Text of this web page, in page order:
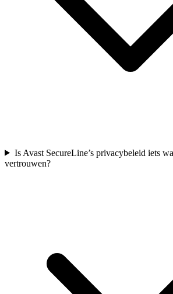
Is Avast SecureLine’s privacybeleid iets
vertrouwen?